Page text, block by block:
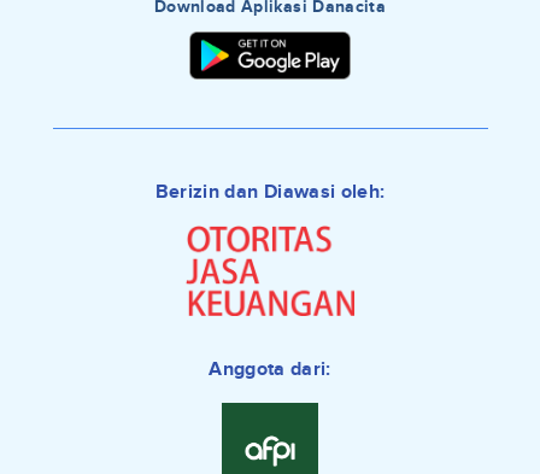
Download Aplikasi Danacita
Berizin dan Diawasi oleh:
Anggota dari: